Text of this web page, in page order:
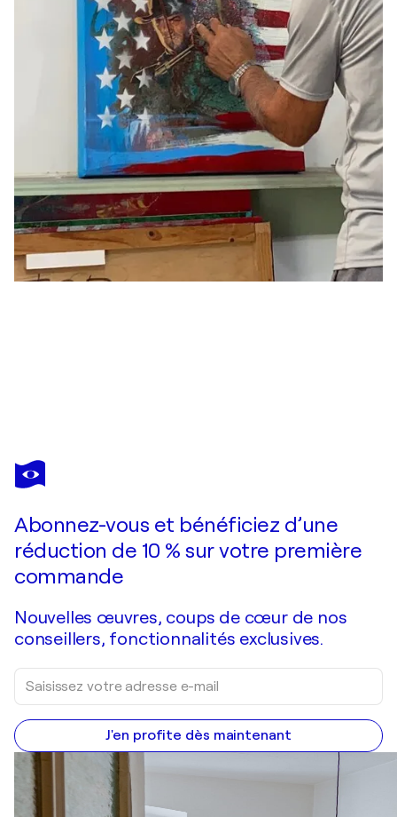
ALEKS ROSENBERG
SAVANNAH, GEORGIA - SYNAGOGUE founded 1733
Abonnez-vous et bénéficiez d’une
réduction de 10 % sur votre première
commande
Nouvelles œuvres, coups de cœur de nos
conseillers, fonctionnalités exclusives.
J'en profite dès maintenant